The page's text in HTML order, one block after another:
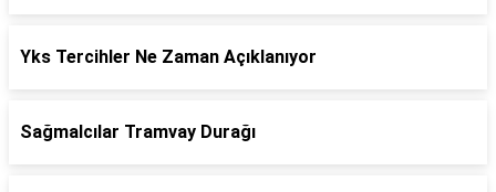
Yks Tercihler Ne Zaman Açıklanıyor
Sağmalcılar Tramvay Durağı